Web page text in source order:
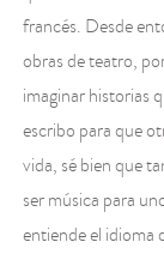
francés. Desde
obras de teatro,
imaginar historias
escribo para que
vida, sé bien que
ser música para
entiende el idioma